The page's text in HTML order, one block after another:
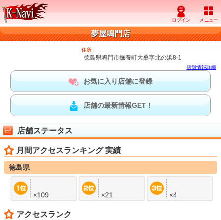
夢屋鳴門店
住所
徳島県鳴門市撫養町大桑字北の浜8-1
店舗情報詳細
お気に入り店舗に登録
店舗の最新情報GET！
店舗ステータス
月間アクセスランキング 実績
徳島県
×109 ×21 ×4
アクセスランク